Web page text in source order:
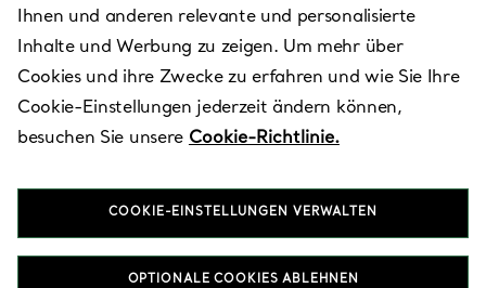
Paris -
Galeries
Lafayette
Ihnen und anderen relevante und personalisierte
Inhalte und Werbung zu zeigen. Um mehr über
Cookies und ihre Zwecke zu erfahren und wie Sie Ihre
Cookie-Einstellungen jederzeit ändern können,
besuchen Sie unsere Cookie-Richtlinie.
COOKIE-EINSTELLUNGEN VERWALTEN
OPTIONALE COOKIES ABLEHNEN